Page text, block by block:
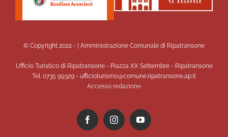
© Copyright 2022 - | Amministrazione Comunale di Ripatransone
Ufficio Turistico di Ripatransone - Piazza XX Settembre - Ripatransone
Tel. 0735 99329 - ufficioturismo@comune.ripatransone.ap.it
Accesso redazione
FacebookInstagramYouTube